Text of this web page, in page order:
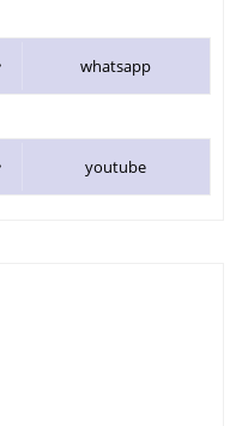
whatsapp
youtube